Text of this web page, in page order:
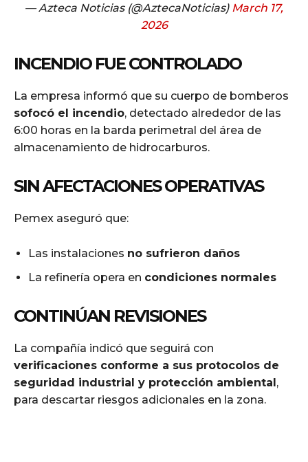
— Azteca Noticias (@AztecaNoticias) March 17,
2026
INCENDIO FUE CONTROLADO
La empresa informó que su cuerpo de bomberos
sofocó el incendio, detectado alrededor de las
6:00 horas en la barda perimetral del área de
almacenamiento de hidrocarburos.
SIN AFECTACIONES OPERATIVAS
Pemex aseguró que:
Las instalaciones no sufrieron daños
La refinería opera en condiciones normales
CONTINÚAN REVISIONES
La compañía indicó que seguirá con
verificaciones conforme a sus protocolos de
seguridad industrial y protección ambiental,
para descartar riesgos adicionales en la zona.